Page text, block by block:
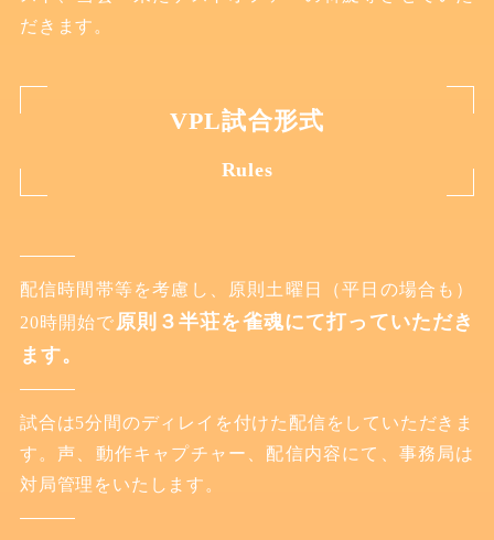
だきます。
VPL試合形式
Rules
配信時間帯等を考慮し、原則土曜日（平日の場合も）
20時開始で 原則３半荘を雀魂にて打っていただき
ます。
試合は5分間のディレイを付けた配信をしていただきま
す。声、動作キャプチャー、配信内容にて、事務局は
対局管理をいたします。